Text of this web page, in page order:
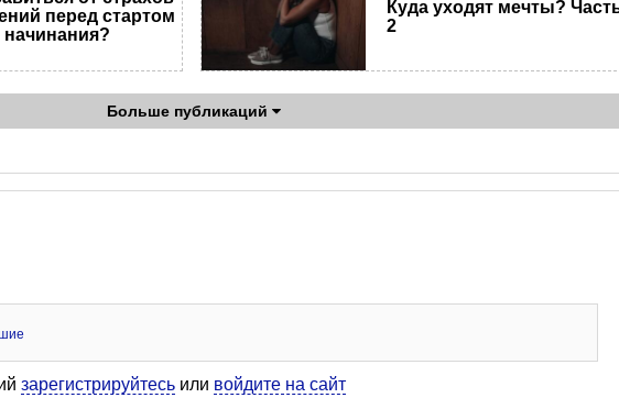
перед стартом
начинания?
Куда уходят мечты?
2
Больше публикаций
зарегистрируйтесь или войдите на сайт